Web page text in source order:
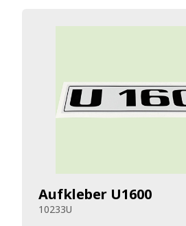
Aufkleber U1600
10233U